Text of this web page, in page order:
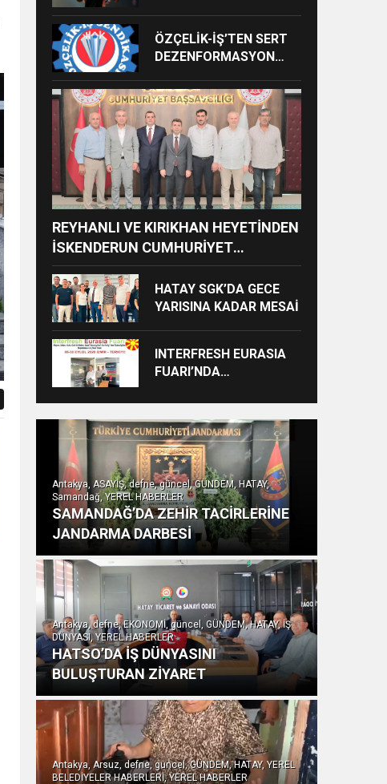
ALACAK
ÖZÇELİK-İŞ’TEN SERT
DEZENFORMASYON
VE CEZAİ SÜREÇ
BAŞLATILDI”
REYHANLI VE KIRIKHAN HEYETİNDEN
İSKENDERUN CUMHURİYET
BAŞSAVCILIĞINA ZİYARET
HATAY SGK’DA GECE
YARISINA KADAR MESAİ
INTERFRESH EURASIA
FUARI’NDA
BİRLİKLERİ İÇİN GERİ
SAYIM BAŞLADI
Antakya, ASAYİŞ, defne, güncel, GÜNDEM, HATAY,
Samandağ, YEREL HABERLER
SAMANDAĞ’DA ZEHİR TACİRLERİNE
JANDARMA DARBESİ
Antakya, defne, EKONOMİ, güncel, GÜNDEM, HATAY, İŞ
DÜNYASI, YEREL HABERLER
HATSO’DA İŞ DÜNYASINI
BULUŞTURAN ZİYARET
Antakya, Arsuz, defne, güncel, GÜNDEM, HATAY, YEREL
BELEDİYELER HABERLERİ, YEREL HABERLER